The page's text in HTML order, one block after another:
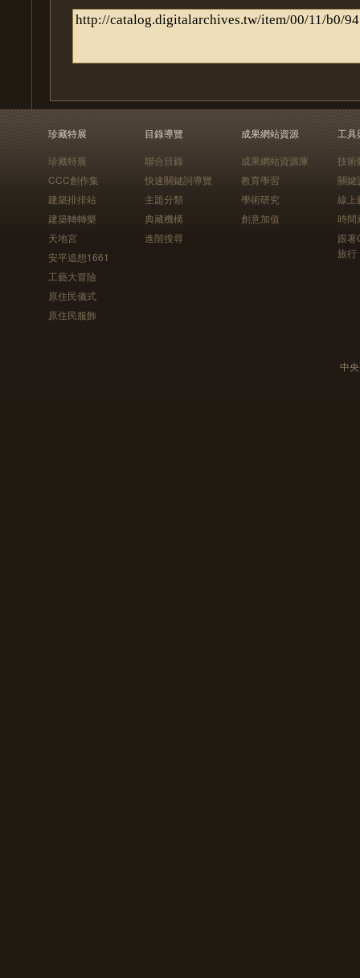
珍藏特展
珍藏特展
CCC創作集
建築排排站
建築轉轉樂
天地宮
安平追想1661
工藝大冒險
原住民儀式
原住民服飾
目錄導覽
聯合目錄
快速關鍵詞導覽
主題分類
典藏機構
進階搜尋
成果網站資源
成果網站資源庫
教育學習
學術研究
創意加值
工具
技術
關鍵
線上
時間
跟
旅行
中